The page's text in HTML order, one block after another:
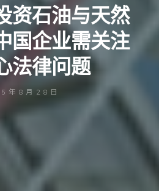
资石油与天然
国企业需关注
法律问题
年8月28日